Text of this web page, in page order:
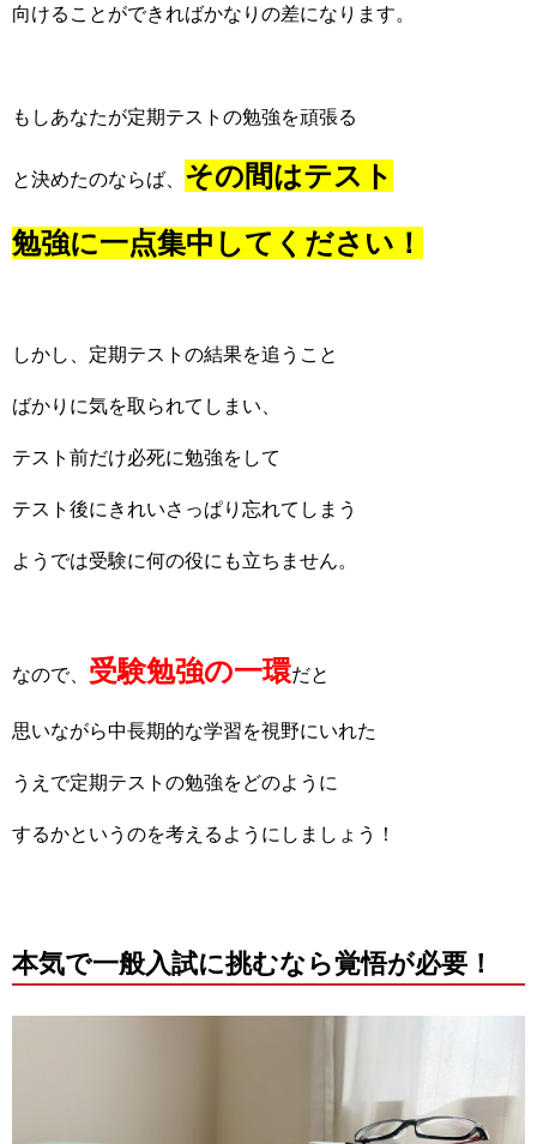
向けることができればかなりの差になります。
もしあなたが定期テストの勉強を頑張る
と決めたのならば、 その間はテスト
勉強に一点集中してください！
しかし、定期テストの結果を追うこと
ばかりに気を取られてしまい、
テスト前だけ必死に勉強をして
テスト後にきれいさっぱり忘れてしまう
ようでは受験に何の役にも立ちません。
なので、 受験勉強の一環だと
思いながら中長期的な学習を視野にいれた
うえで定期テストの勉強をどのように
するかというのを考えるようにしましょう！
本気で一般入試に挑むなら覚悟が必要！